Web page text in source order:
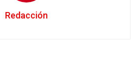
Redacción